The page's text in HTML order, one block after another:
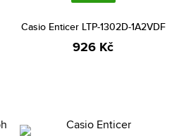
Casio Enticer LTP-1302D-1A2VDF
926 Kč